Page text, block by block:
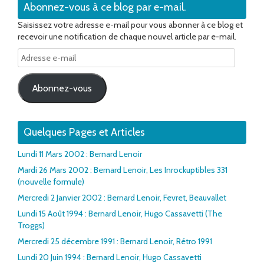
Abonnez-vous à ce blog par e-mail.
Saisissez votre adresse e-mail pour vous abonner à ce blog et
recevoir une notification de chaque nouvel article par e-mail.
Adresse
e-
mail
Abonnez-vous
Quelques Pages et Articles
Lundi 11 Mars 2002 : Bernard Lenoir
Mardi 26 Mars 2002 : Bernard Lenoir, Les Inrockuptibles 331
(nouvelle formule)
Mercredi 2 Janvier 2002 : Bernard Lenoir, Fevret, Beauvallet
Lundi 15 Août 1994 : Bernard Lenoir, Hugo Cassavetti (The
Troggs)
Mercredi 25 décembre 1991 : Bernard Lenoir, Rétro 1991
Lundi 20 Juin 1994 : Bernard Lenoir, Hugo Cassavetti